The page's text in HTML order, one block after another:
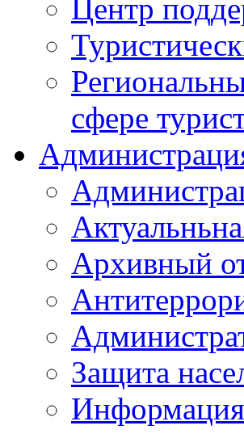
Центр
сфере
Архивный
Защита
Информация